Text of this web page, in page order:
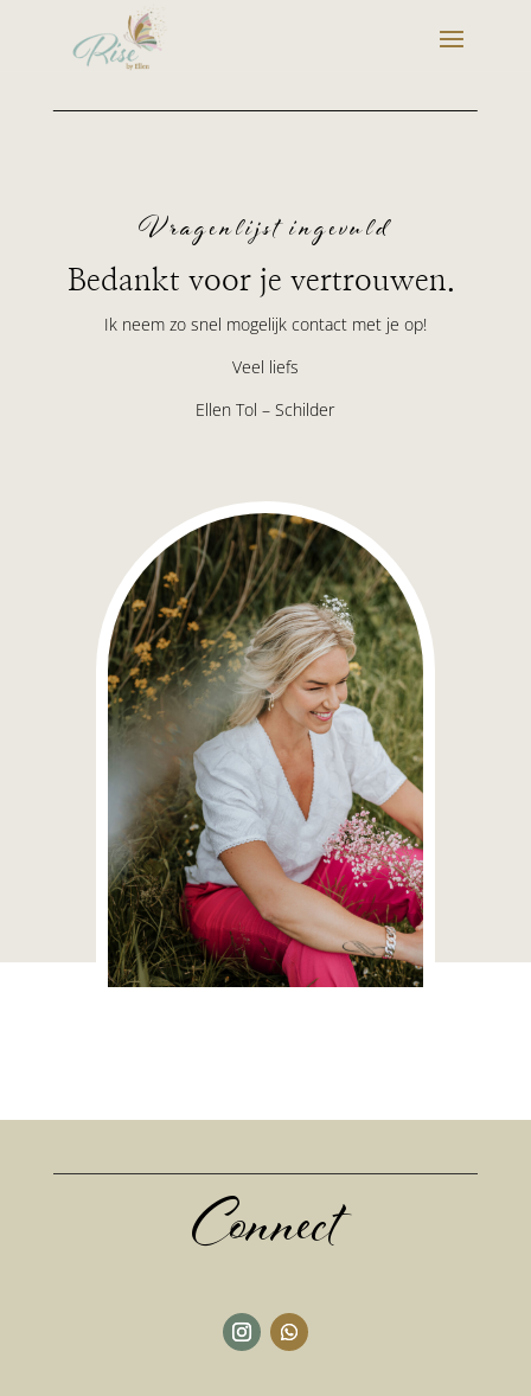
Vragenlijst ingevuld
Bedankt voor je vertrouwen.
Ik neem zo snel mogelijk contact met je op!
Veel liefs
Ellen Tol – Schilder
Connect